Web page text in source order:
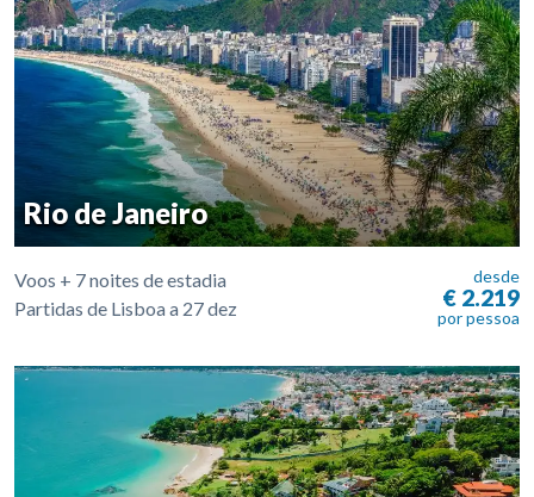
Rio de Janeiro
Voos + 7 noites de estadia
Partidas de Lisboa a 27 dez
desde
€ 2.219
por pessoa